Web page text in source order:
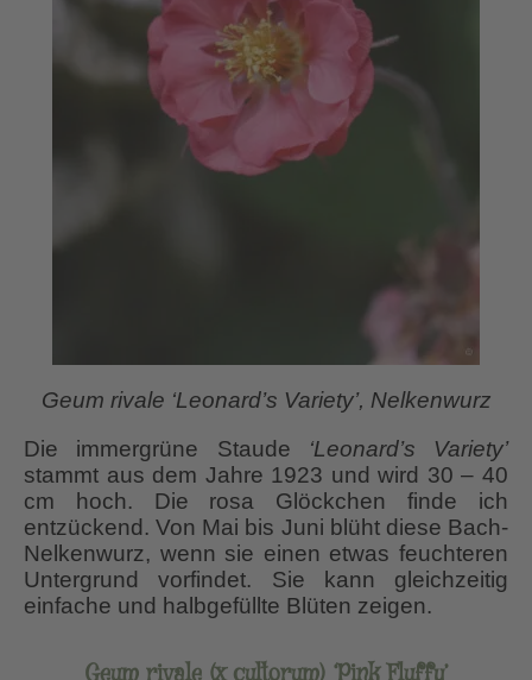
Geum rivale ‘Leonard’s Variety’, Nelkenwurz
Die immergrüne Staude
‘Leonard’s Variety’
stammt aus dem Jahre 1923 und wird 30 – 40
cm hoch. Die rosa Glöckchen finde ich
entzückend. Von Mai bis Juni blüht diese Bach-
Nelkenwurz, wenn sie einen etwas feuchteren
Untergrund vorfindet. Sie kann gleichzeitig
einfache und halbgefüllte Blüten zeigen.